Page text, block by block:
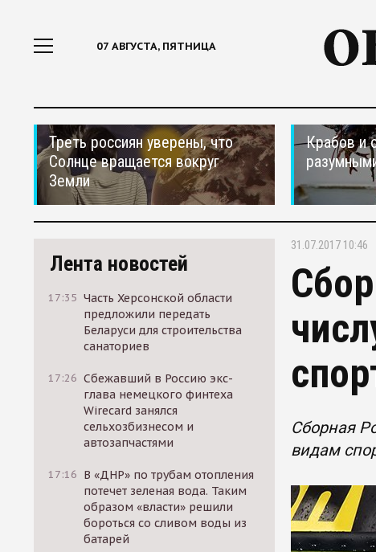
07 АВГУСТА, ПЯТНИЦА
Треть россиян уверены, что
Солнце вращается вокруг
Земли
Крабов и
Лента новостей
17:35 Часть Херсонской области
предложили передать
Беларуси для строительства
санаториев
17:26 Сбежавший в Россию экс-
глава немецкого финтеха
Wirecard занялся
сельхозбизнесом и
автозапчастями
17:16 В «ДНР» по трубам отопления
потечет зеленая вода. Таким
образом «власти» решили
бороться со сливом воды из
батарей
31.07.2017 10:46
Сборная
видам